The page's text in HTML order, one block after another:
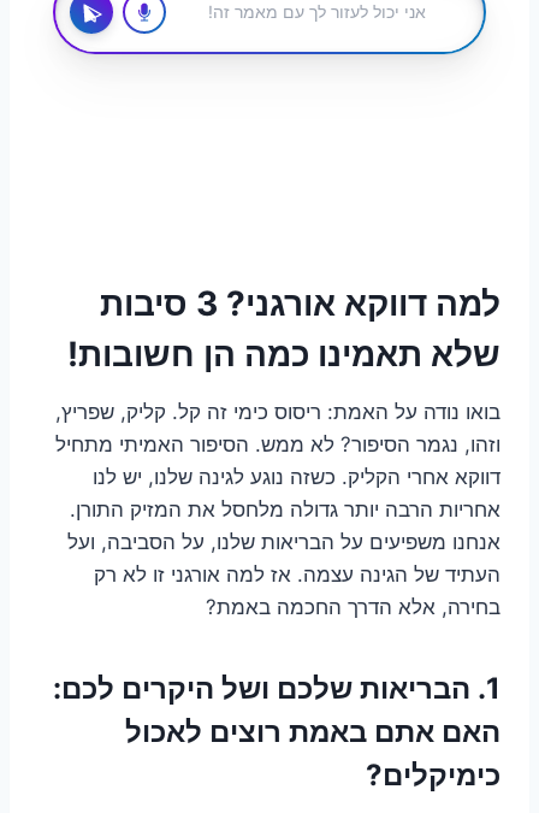
למה דווקא אורגני? 3 סיבות
שלא תאמינו כמה הן חשובות!
בואו נודה על האמת: ריסוס כימי זה קל. קליק, שפריץ,
וזהו, נגמר הסיפור? לא ממש. הסיפור האמיתי מתחיל
דווקא אחרי הקליק. כשזה נוגע לגינה שלנו, יש לנו
אחריות הרבה יותר גדולה מלחסל את המזיק התורן.
אנחנו משפיעים על הבריאות שלנו, על הסביבה, ועל
העתיד של הגינה עצמה. אז למה אורגני זו לא רק
בחירה, אלא הדרך החכמה באמת?
1. הבריאות שלכם ושל היקרים לכם:
האם אתם באמת רוצים לאכול
כימיקלים?